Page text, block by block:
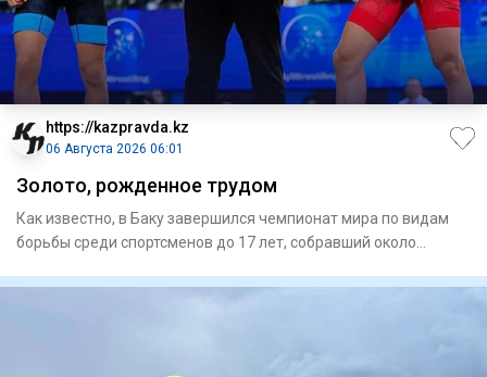
https://kazpravda.kz
06 Августа 2026 06:01
Золото, рожденное трудом
Как известно, в Баку завершился чемпионат мира по видам
борьбы среди спортсменов до 17 лет, собравший около